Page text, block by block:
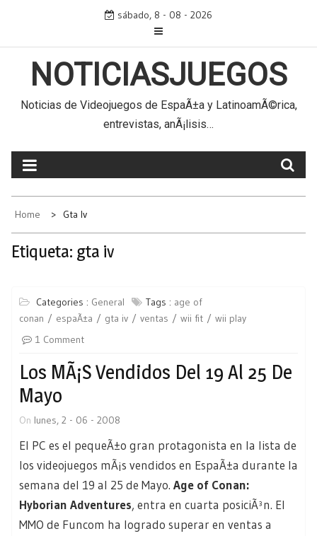
sábado, 8 - 08 - 2026
NOTICIASJUEGOS
Noticias de Videojuegos de EspaÃ±a y LatinoamÃ©rica,
entrevistas, anÃ¡lisis…
Home Gta Iv
Etiqueta: gta iv
Categories : General Tags : age of
conan
espaÃ±a gta iv ventas wii fit
wii play
1 Comment
Los MÃ¡s Vendidos Del 19 Al 25 De
Mayo
On lunes, 2 - 06 - 2008
El PC es el pequeÃ±o gran protagonista en la lista de
los videojuegos mÃ¡s vendidos en EspaÃ±a durante la
semana del 19 al 25 de Mayo. Age of Conan:
Hyborian Adventures, entra en cuarta posiciÃ³n. El
MMO de Funcom ha logrado superar en ventas a